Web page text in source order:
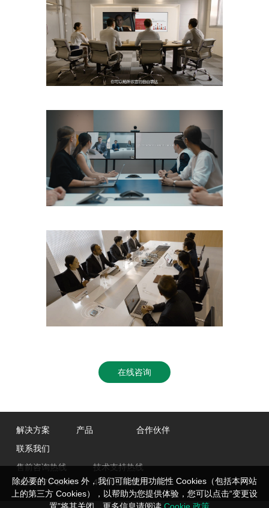
在线咨询
解决方案 产品
合作伙伴
联系我们
售前咨询热线
0592-570-2000
技术支持热线
400-057-0200
除必要的 Cookies 外，我们可能使用功能性 Cookies（包括本网站
上的第三方 Cookies），以帮助为您提供体验，您可以点击“变更设